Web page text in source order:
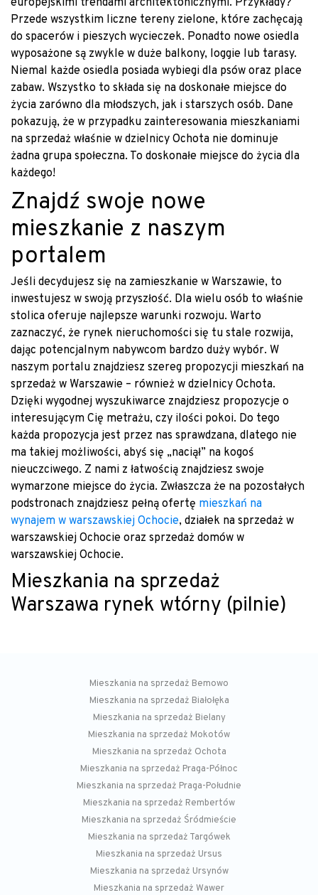
Przede wszystkim liczne tereny zielone, które zachęcają
do spacerów i pieszych wycieczek. Ponadto nowe osiedla
wyposażone są zwykle w duże balkony, loggie lub tarasy.
Niemal każde osiedla posiada wybiegi dla psów oraz place
zabaw. Wszystko to składa się na doskonałe miejsce do
życia zarówno dla młodszych, jak i starszych osób. Dane
pokazują, że w przypadku zainteresowania mieszkaniami
na sprzedaż właśnie w dzielnicy Ochota nie dominuje
żadna grupa społeczna. To doskonałe miejsce do życia dla
każdego!
Znajdź swoje nowe
mieszkanie z naszym
portalem
Jeśli decydujesz się na zamieszkanie w Warszawie, to
inwestujesz w swoją przyszłość. Dla wielu osób to właśnie
stolica oferuje najlepsze warunki rozwoju. Warto
zaznaczyć, że rynek nieruchomości się tu stale rozwija,
dając potencjalnym nabywcom bardzo duży wybór. W
naszym portalu znajdziesz szereg propozycji mieszkań na
sprzedaż w Warszawie – również w dzielnicy Ochota.
Dzięki wygodnej wyszukiwarce znajdziesz propozycje o
interesującym Cię metrażu, czy ilości pokoi. Do tego
każda propozycja jest przez nas sprawdzana, dlatego nie
ma takiej możliwości, abyś się „naciął” na kogoś
nieuczciwego. Z nami z łatwością znajdziesz swoje
wymarzone miejsce do życia. Zwłaszcza że na pozostałych
podstronach znajdziesz pełną ofertę mieszkań na
wynajem w warszawskiej Ochocie, działek na sprzedaż w
warszawskiej Ochocie oraz sprzedaż domów w
warszawskiej Ochocie.
Mieszkania na sprzedaż
Warszawa rynek wtórny (pilnie)
Mieszkania na sprzedaż Bemowo
Mieszkania na sprzedaż Białołęka
Mieszkania na sprzedaż Bielany
Mieszkania na sprzedaż Mokotów
Mieszkania na sprzedaż Ochota
Mieszkania na sprzedaż Praga-Północ
Mieszkania na sprzedaż Praga-Południe
Mieszkania na sprzedaż Rembertów
Mieszkania na sprzedaż Śródmieście
Mieszkania na sprzedaż Targówek
Mieszkania na sprzedaż Ursus
Mieszkania na sprzedaż Ursynów
Mieszkania na sprzedaż Wawer